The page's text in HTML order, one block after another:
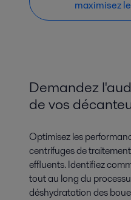
maximisez
Demandez
de vos
Optimisez les
centrifuges de
effluents. Identifiez
tout au long du
déshydratation des